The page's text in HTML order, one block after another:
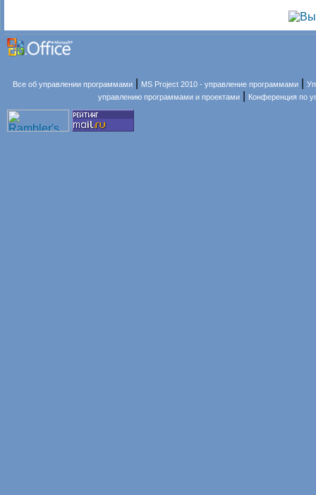
Все об управлении программами MS Project 2010 - управление программами
управлению программами и проектами
Конференция по